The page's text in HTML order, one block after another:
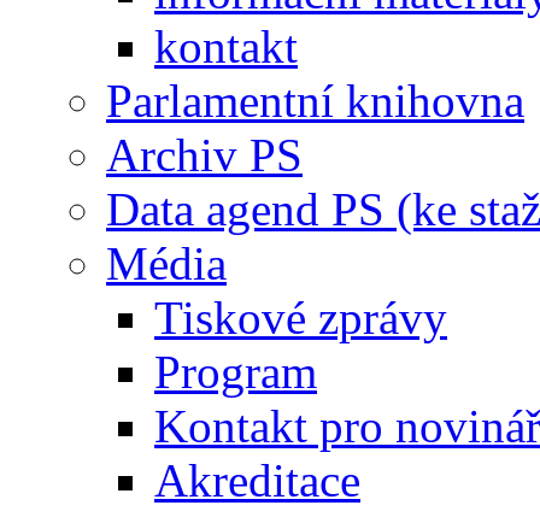
kontakt
Parlamentní knihovna
Archiv PS
Data agend PS (ke
Média
Tiskové zprávy
Program
Kontakt pro
Akreditace